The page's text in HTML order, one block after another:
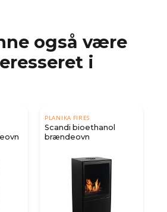
også være
i
PLANIKA FIRES
Scandi bioethanol
brændeovn